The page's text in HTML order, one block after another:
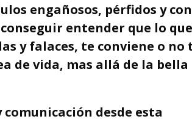
engañosos, pérfidos y
entender que lo que
y falaces, te conviene o no
de vida, mas allá de la bella
comunicación desde esta